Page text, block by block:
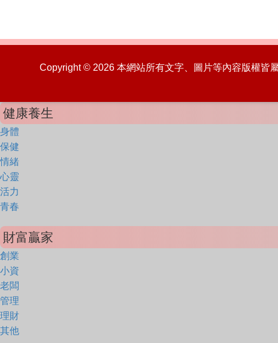
Copyright © 2026 本網站所有文字、圖片等內容版權
健康養生
身體
保健
情緒
心靈
活力
青春
財富贏家
創業
小資
老闆
管理
理財
其他